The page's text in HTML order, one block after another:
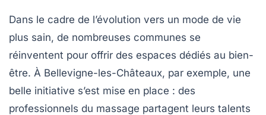
Dans le cadre de l’évolution vers un mode de vie
plus sain, de nombreuses communes se
réinventent pour offrir des espaces dédiés au bien-
être. À Bellevigne-les-Châteaux, par exemple, une
belle initiative s’est mise en place : des
professionnels du massage partagent leurs talents